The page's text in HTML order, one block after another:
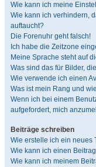
Wie kann ich meine
Wie kann ich verhindern,
auftaucht?
Die Forenuhr geht falsch!
Ich habe die Zeitzone
Meine Sprache steht auf
Was sind das für Bilder,
Wie verwende ich einen
Was ist mein Rang und
Wenn ich bei einem
aufgefordert, mich
Beiträge schreiben
Wie erstelle ich ein neues
Wie kann ich einen
Wie kann ich meinem